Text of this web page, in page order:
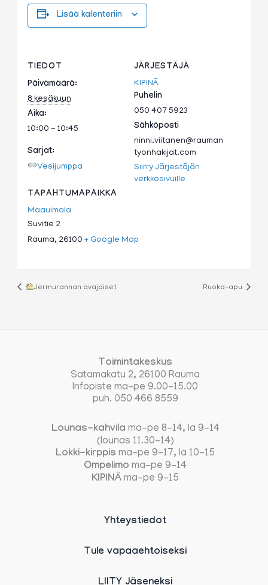
Lisää kalenteriin
TIEDOT
Päivämäärä:
8 kesäkuun
Aika:
10:00 - 10:45
Sarjat:
Vesijumppa
TAPAHTUMAPAIKKA
Maauimala
Suvitie 2
Rauma, 26100 + Google Map
JÄRJESTÄJÄ
KIPINÄ
Puhelin
050 407 5923
Sähköposti
ninni.viitanen@rauman
tyonhakijat.com
Siirry Järjestäjän
verkkosivuille
Jermurannan avajaiset Ruoka-apu
Toimintakeskus
Satamakatu 2, 26100 Rauma
Infopiste ma-pe 9.00-15.00
puh. 050 466 8559
Lounas-kahvila ma-pe 8-14, la 9-14
(lounas 11.30-14)
Lokki-kirppis ma-pe 9-17, la 10-15
Ompelimo ma-pe 9-14
KIPINÄ ma-pe 9-15
Yhteystiedot
Tule vapaaehtoiseksi
LIITY Jäseneksi